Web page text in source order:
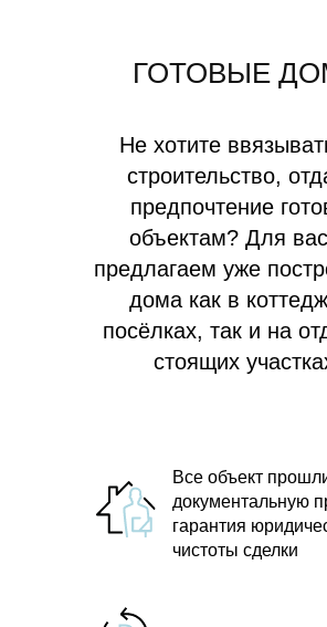
ГОТОВЫЕ
Не хотите
строительство,
предпочтение
объектам? Для
предлагаем уже
дома как в
посёлках, так и на
стоящих
Все объект
документальную
гарантия
чистоты сделки